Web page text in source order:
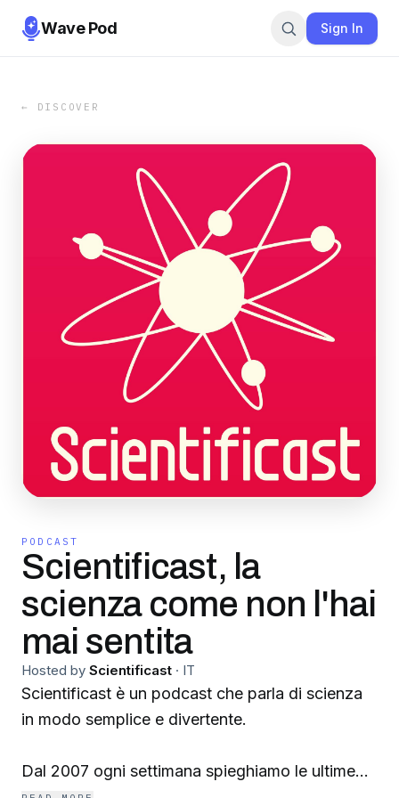
Wave Pod Sign In
← DISCOVER
PODCAST
Scientificast, la
scienza come non l'hai
mai sentita
Hosted by Scientificast · IT
Scientificast è un podcast che parla di scienza
in modo semplice e divertente.
Dal 2007 ogni settimana spieghiamo le ultime